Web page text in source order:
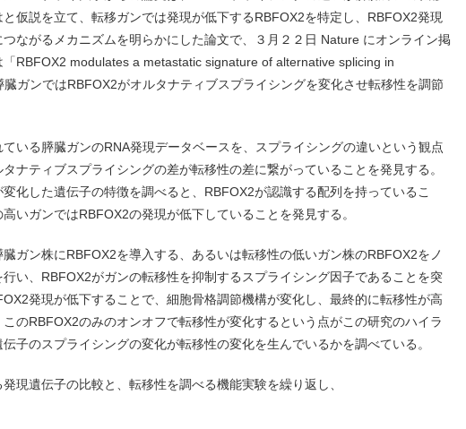
仮説を立て、転移ガンでは発現が低下するRBFOX2を特定し、RBFOX2発現
ながるメカニズムを明らかにした論文で、３月２２日 Nature にオンライン掲
RBFOX2 modulates a metastatic signature of alternative splicing in
ガンではRBFOX2がオルタナティブスプライシングを変化させ転移性を調節
いる膵臓ガンのRNA発現データベースを、スプライシングの違いという観点
ナティブスプライシングの差が転移性の差に繋がっていることを発見する。
化した遺伝子の特徴を調べると、RBFOX2が認識する配列を持っているこ
いガンではRBFOX2の発現が低下していることを発見する。
ガン株にRBFOX2を導入する、あるいは転移性の低いガン株のRBFOX2をノ
い、RBFOX2がガンの転移性を抑制するスプライシング因子であることを突
発現が低下することで、細胞骨格調節機構が変化し、最終的に転移性が高
このRBFOX2のみのオンオフで転移性が変化するという点がこの研究のハイラ
子のスプライシングの変化が転移性の変化を生んでいるかを調べている。
現遺伝子の比較と、転移性を調べる機能実験を繰り返し、